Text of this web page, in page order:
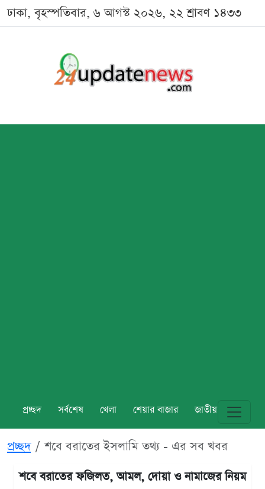
ঢাকা, বৃহস্পতিবার, ৬ আগস্ট ২০২৬, ২২ শ্রাবণ ১৪৩৩
প্রচ্ছদ সর্বশেষ খেলা শেয়ার বাজার জাতীয় বিশ্ব
প্রচ্ছদ শবে বরাতের ইসলামি তথ্য - এর সব খবর
শবে বরাতের ফজিলত, আমল, দোয়া ও নামাজের নিয়ম